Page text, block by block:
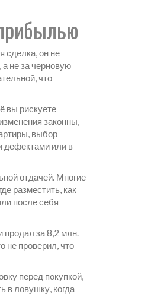
сделка, он не
а не за черновую
что
вы рискуете
законны,
, выбор
дефектами или в
отдачей. Многие
разместить, как
после себя
продал за 8,2 млн.
не проверил, что
перед покупкой,
в ловушку, когда